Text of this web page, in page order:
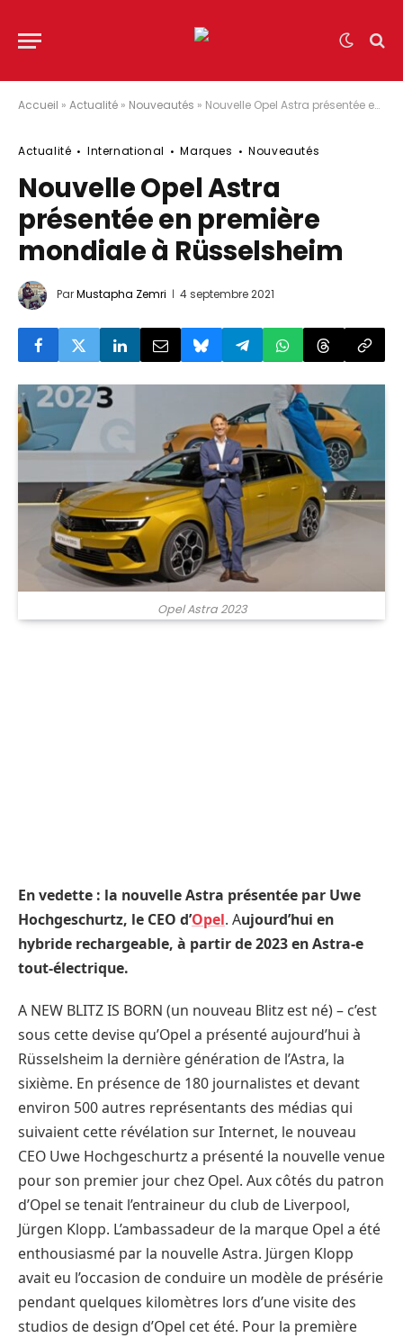
Accueil » Actualité » Nouveautés » Nouvelle Opel Astra présentée en première mondiale à Rüsselsheim
Actualité International Marques Nouveautés
Nouvelle Opel Astra
présentée en première
mondiale à Rüsselsheim
ParMustapha Zemri 4 septembre 2021
Opel Astra 2023
En vedette : la nouvelle Astra présentée par Uwe
Hochgeschurtz, le CEO d’Opel. Aujourd’hui en
hybride rechargeable, à partir de 2023 en Astra-e
tout-électrique.
A NEW BLITZ IS BORN (un nouveau Blitz est né) – c’est
sous cette devise qu’Opel a présenté aujourd’hui à
Rüsselsheim la dernière génération de l’Astra, la
sixième. En présence de 180 journalistes et devant
environ 500 autres représentants des médias qui
suivaient cette révélation sur Internet, le nouveau
CEO Uwe Hochgeschurtz a présenté la nouvelle venue
pour son premier jour chez Opel. Aux côtés du patron
d’Opel se tenait l’entraineur du club de Liverpool,
Jürgen Klopp. L’ambassadeur de la marque Opel a été
enthousiasmé par la nouvelle Astra. Jürgen Klopp
avait eu l’occasion de conduire un modèle de présérie
pendant quelques kilomètres lors d’une visite des
studios de design d’Opel cet été. Pour la première